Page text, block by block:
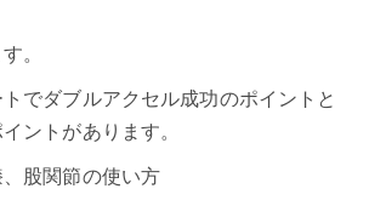
。
でダブルアクセル成功のポイントと
ントがあります。
股関節の使い方